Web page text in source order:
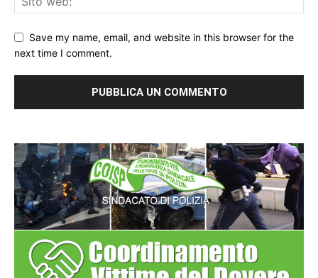
Save my name, email, and website in this browser for the
next time I comment.